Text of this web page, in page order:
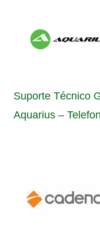
Suporte Técnico
Aquarius –